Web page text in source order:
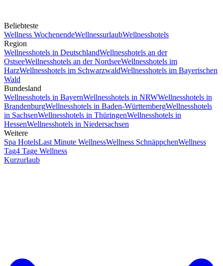
Beliebteste
Wellness WochenendeWellnessurlaubWellnesshotels
Region
Wellnesshotels in DeutschlandWellnesshotels an der
OstseeWellnesshotels an der NordseeWellnesshotels im
HarzWellnesshotels im SchwarzwaldWellnesshotels im Bayerischen
Wald
Bundesland
Wellnesshotels in BayernWellnesshotels in NRWWellnesshotels in
BrandenburgWellnesshotels in Baden-WürttembergWellnesshotels
in SachsenWellnesshotels in ThüringenWellnesshotels in
HessenWellnesshotels in Niedersachsen
Weitere
Spa HotelsLast Minute WellnessWellness SchnäppchenWellness
Tag4 Tage Wellness
Kurzurlaub